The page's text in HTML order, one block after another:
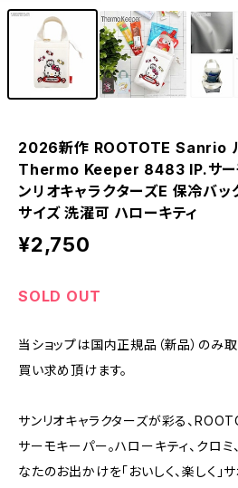
2026新作 ROOTOTE Sanrio
Thermo Keeper 8483 IP.サー
ンリオキャラクターズE 保冷バッ
サイズ 洗濯可 ハローキティ
¥2,750
SOLD OUT
当ショップは国内正規品（新品）のみ
買い求め頂けます。
サンリオキャラクターズが彩る、
サーモキーパー。ハローキティ、クロ
なたのお出かけを「おいしく、楽しく」